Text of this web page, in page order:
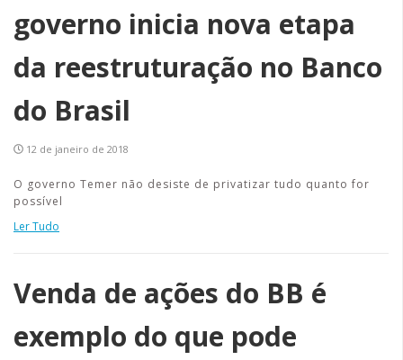
governo inicia nova etapa
da reestruturação no Banco
do Brasil
12 de janeiro de 2018
O governo Temer não desiste de privatizar tudo quanto for
possível
Ler Tudo
Venda de ações do BB é
exemplo do que pode